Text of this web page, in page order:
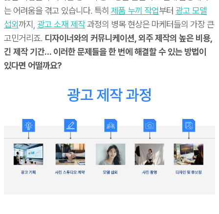
는 어려움을 겪고 있습니다. 특히 제품 누끼 작업부터 광고 모델
섭외까지, 광고 소재 제작과정의 병목 현상은 마케터들의 가장 큰
고민거리죠. 디자이너와의 커뮤니케이션, 외주 제작의 높은 비용,
긴 제작 기간... 이러한 문제들을 한 번에 해결할 수 있는 방법이
있다면 어떨까요?